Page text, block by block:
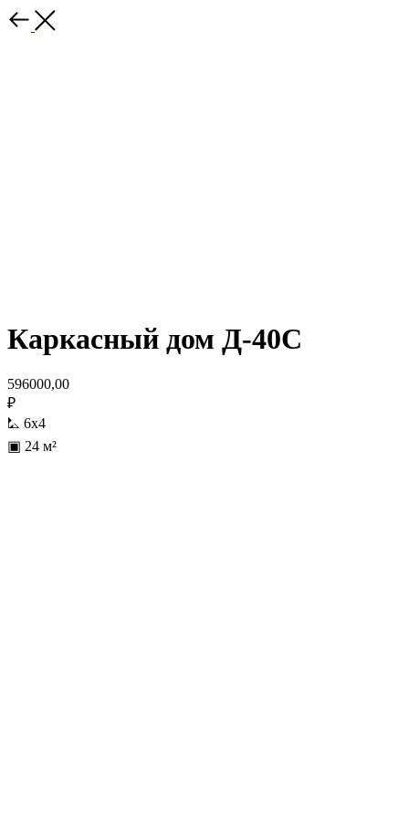
Каркасный дом Д-40С
596000,00
₽
⛡ 6х4
▣ 24 м²